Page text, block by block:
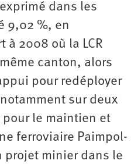
dans les
9,02 %, en
à 2008 où la LCR
canton, alors
pour redéployer
sur deux
le maintien et
ferroviaire Paimpol-
projet minier dans le